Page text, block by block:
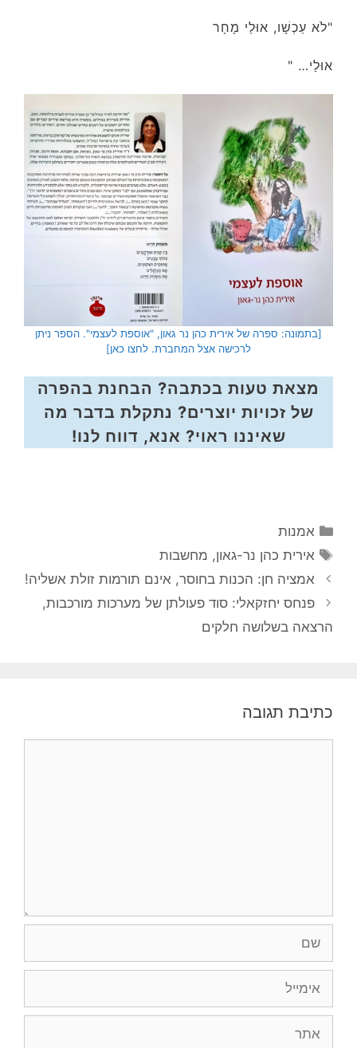
"לֹא עַכְשָׁו, אוּלַי מָחָר
אוּלַי… "
[בתמונה: ספרה של אירית כהן נר גאון, "אוספת לעצמי". הספר ניתן
לרכישה אצל המחברת. לחצו כאן]
מצאת טעות בכתבה? הבחנת בהפרה
של זכויות יוצרים? נתקלת בדבר מה
שאיננו ראוי? אנא, דווח לנו!
קטגוריות
אמנות
תגיות
אירית כהן נר-גאון, מחשבות
אמציה חן: הכנות בחוסר, אינם תורמות זולת אשליה!
פנחס יחזקאלי: סוד פעולתן של מערכות מורכבות,
הרצאה בשלושה חלקים
כתיבת תגובה